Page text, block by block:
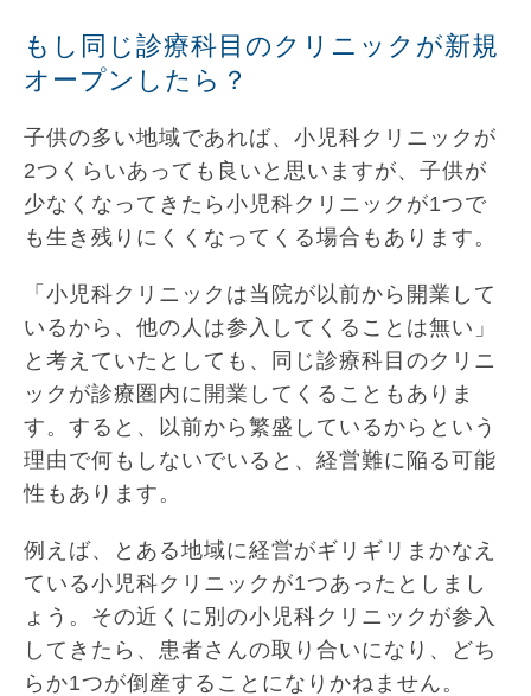
もし同じ診療科目のクリニックが新規
オープンしたら？
子供の多い地域であれば、小児科クリニックが
2つくらいあっても良いと思いますが、子供が
少なくなってきたら小児科クリニックが1つで
も生き残りにくくなってくる場合もあります。
「小児科クリニックは当院が以前から開業して
いるから、他の人は参入してくることは無い」
と考えていたとしても、同じ診療科目のクリニ
ックが診療圏内に開業してくることもありま
す。すると、以前から繁盛しているからという
理由で何もしないでいると、経営難に陥る可能
性もあります。
例えば、とある地域に経営がギリギリまかなえ
ている小児科クリニックが1つあったとしまし
ょう。その近くに別の小児科クリニックが参入
してきたら、患者さんの取り合いになり、どち
らか1つが倒産することになりかねません。